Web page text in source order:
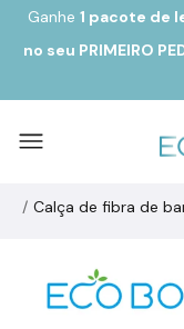
Ganhe 1 pacote de
no seu PRIMEIRO